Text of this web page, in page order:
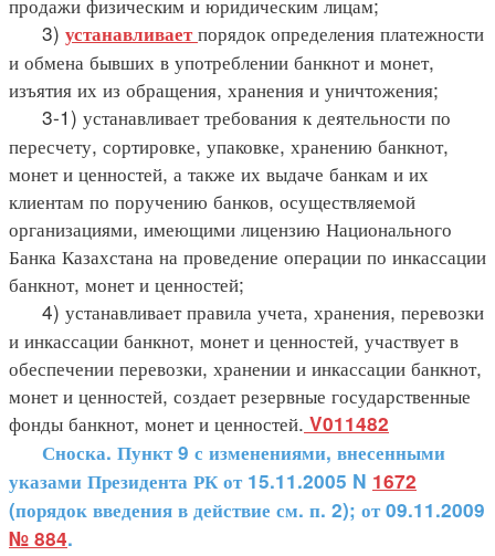
3) устанавливаетпорядок определения платежности
и обмена бывших в употреблении банкнот и монет,
изъятия их из обращения, хранения и уничтожения;
3-1) устанавливает требования к деятельности по
пересчету, сортировке, упаковке, хранению банкнот,
монет и ценностей, а также их выдаче банкам и их
клиентам по поручению банков, осуществляемой
организациями, имеющими лицензию Национального
Банка Казахстана на проведение операции по инкассации
банкнот, монет и ценностей;
4) устанавливает правила учета, хранения, перевозки
и инкассации банкнот, монет и ценностей, участвует в
обеспечении перевозки, хранении и инкассации банкнот,
монет и ценностей, создает резервные государственные
фонды банкнот, монет и ценностей. V011482
Сноска. Пункт 9 с изменениями, внесенными
указами Президента РК от 15.11.2005 N 1672
(порядок введения в действие см. п. 2); от 09.11.2009
№ 884.